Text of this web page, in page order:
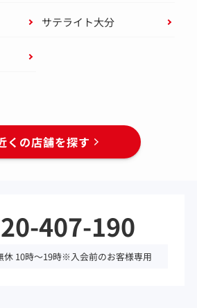
サテライト大分
くの店舗を探す
407-190
休 10時～19時※入会前のお客様専用